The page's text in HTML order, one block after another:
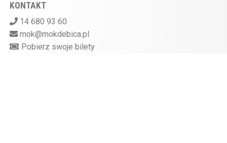
KONTAKT
14 680 93 60
mok@mokdebica.pl
Pobierz swoje bilety